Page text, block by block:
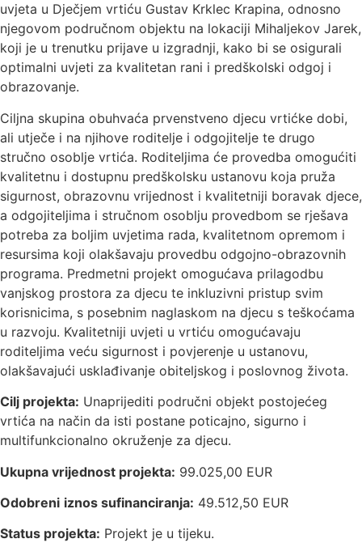
uvjeta u Dječjem vrtiću Gustav Krklec Krapina, odnosno
njegovom područnom objektu na lokaciji Mihaljekov Jarek,
koji je u trenutku prijave u izgradnji, kako bi se osigurali
optimalni uvjeti za kvalitetan rani i predškolski odgoj i
obrazovanje.
Ciljna skupina obuhvaća prvenstveno djecu vrtićke dobi,
ali utječe i na njihove roditelje i odgojitelje te drugo
stručno osoblje vrtića. Roditeljima će provedba omogućiti
kvalitetnu i dostupnu predškolsku ustanovu koja pruža
sigurnost, obrazovnu vrijednost i kvalitetniji boravak djece,
a odgojiteljima i stručnom osoblju provedbom se rješava
potreba za boljim uvjetima rada, kvalitetnom opremom i
resursima koji olakšavaju provedbu odgojno-obrazovnih
programa. Predmetni projekt omogućava prilagodbu
vanjskog prostora za djecu te inkluzivni pristup svim
korisnicima, s posebnim naglaskom na djecu s teškoćama
u razvoju. Kvalitetniji uvjeti u vrtiću omogućavaju
roditeljima veću sigurnost i povjerenje u ustanovu,
olakšavajući usklađivanje obiteljskog i poslovnog života.
Cilj projekta: Unaprijediti područni objekt postojećeg
vrtića na način da isti postane poticajno, sigurno i
multifunkcionalno okruženje za djecu.
Ukupna vrijednost projekta: 99.025,00 EUR
Odobreni iznos sufinanciranja: 49.512,50 EUR
Status projekta: Projekt je u tijeku.